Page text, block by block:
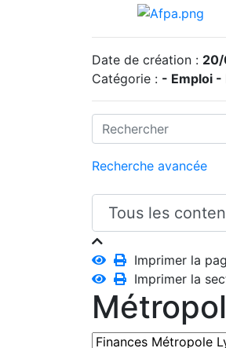
Date de création :
Catégorie : - Emploi -
Recherche avancée
Imprimer la
Imprimer la